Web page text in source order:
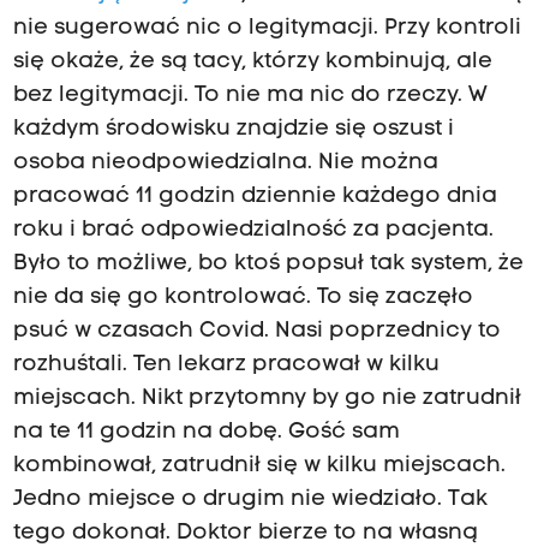
nie sugerować nic o legitymacji. Przy kontroli
się okaże, że są tacy, którzy kombinują, ale
bez legitymacji. To nie ma nic do rzeczy. W
każdym środowisku znajdzie się oszust i
osoba nieodpowiedzialna. Nie można
pracować 11 godzin dziennie każdego dnia
roku i brać odpowiedzialność za pacjenta.
Było to możliwe, bo ktoś popsuł tak system, że
nie da się go kontrolować. To się zaczęło
psuć w czasach Covid. Nasi poprzednicy to
rozhuśtali. Ten lekarz pracował w kilku
miejscach. Nikt przytomny by go nie zatrudnił
na te 11 godzin na dobę. Gość sam
kombinował, zatrudnił się w kilku miejscach.
Jedno miejsce o drugim nie wiedziało. Tak
tego dokonał. Doktor bierze to na własną